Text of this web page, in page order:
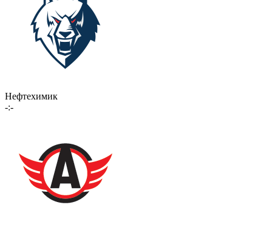
Нефтехимик
-:-